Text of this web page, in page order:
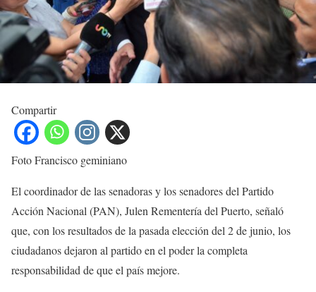
Compartir
Foto Francisco geminiano
El coordinador de las senadoras y los senadores del Partido
Acción Nacional (PAN), Julen Rementería del Puerto, señaló
que, con los resultados de la pasada elección del 2 de junio, los
ciudadanos dejaron al partido en el poder la completa
responsabilidad de que el país mejore.